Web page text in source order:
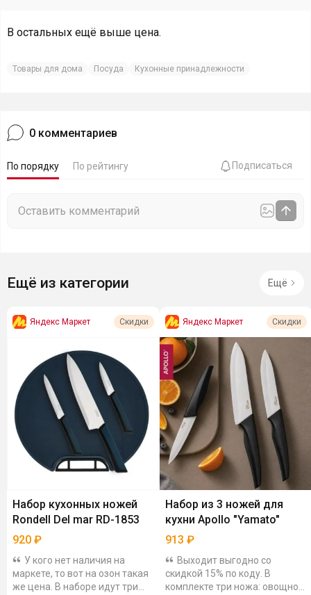
В остальных ещё выше цена.
Товары для дома Посуда Кухонные принадлежности
0 комментариев
По порядку По рейтингу Подписаться
Ещё из категории Ещё
Яндекс Маркет Скидки
Набор кухонных ножей
Rondell Del mar RD-1853
920 ₽
У кого нет наличия на
маркете, то вот на озон такая
же цена. В наборе идут три
Яндекс Маркет Скидки
Набор из 3 ножей для
кухни Apollo "Yamato"
913 ₽
Выходит выгодно со
скидкой 15% по коду. В
комплекте три ножа: овощной